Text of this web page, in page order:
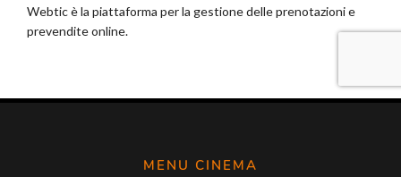
MENU CINEMA